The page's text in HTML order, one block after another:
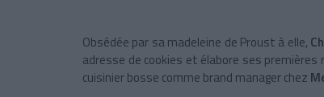
Obsédée par sa madeleine de Proust à elle,
adresse de cookies et élabore ses
cuisinier bosse comme brand manager chez